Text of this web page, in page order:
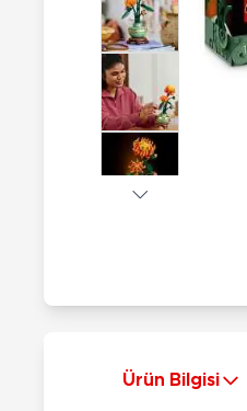
Hayvan Figürler
Çeşitli Figürler
Koleksiyon Figürler
Elektronik Ürünler
Ürün Bilgisi